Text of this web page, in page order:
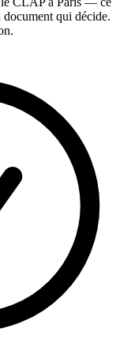
document qui décide.